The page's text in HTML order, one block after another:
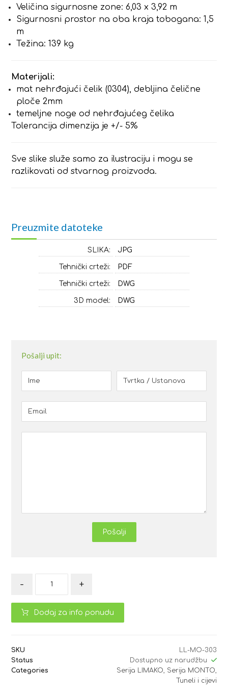
Veličina sigurnosne zone: 6,03 x 3,92 m
Sigurnosni prostor na oba kraja tobogana: 1,5
m
Težina: 139 kg
Materijali:
mat nehrđajući čelik (0304), debljina čelične
ploče 2mm
temeljne noge od nehrđajućeg čelika
Tolerancija dimenzija je +/- 5%
Sve slike služe samo za ilustraciju i mogu se
razlikovati od stvarnog proizvoda.
Preuzmite datoteke
SLIKA: JPG
Tehnički crteži: PDF
Tehnički crteži: DWG
3D model: DWG
Pošalji upit:
Pošalji
- +
Dodaj za info ponudu
SKU
LL-MO-303
Status
Dostupno uz narudžbu
Categories
Serija LIMAKO Serija MONTO
Tuneli i cijevi